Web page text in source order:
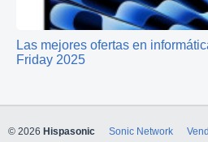
Las mejores ofertas en
Friday 2025
© 2026 Hispasonic Sonic Network